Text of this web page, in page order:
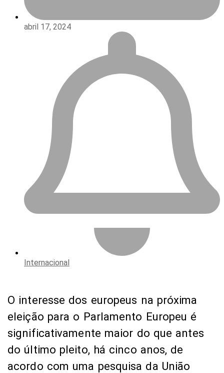
abril 17, 2024
Internacional
O interesse dos europeus na próxima
eleição para o Parlamento Europeu é
significativamente maior do que antes
do último pleito, há cinco anos, de
acordo com uma pesquisa da União